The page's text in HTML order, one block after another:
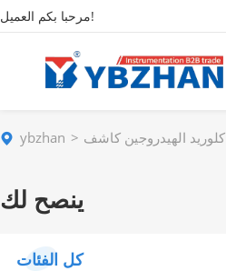
مرحبا بكم العميل!
ybzhan كلوريد الهيدروجين كاشف
ينصح لك
كل الفئات